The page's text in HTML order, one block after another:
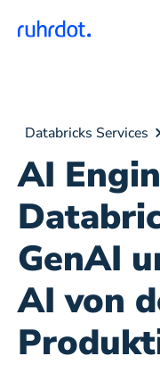
Databricks
Databricks ServicesAI
AI
GenAI
AI von